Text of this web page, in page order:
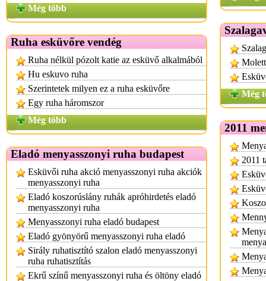
Még több
Ruha esküvőre vendég
Ruha nélkül pózolt katie az esküvő alkalmából
Hu eskuvo ruha
Szerintetek milyen ez a ruha esküvőre
Egy ruha háromszor
Még több
Eladó menyasszonyi ruha budapest
Esküvői ruha akció menyasszonyi ruha akciók
menyasszonyi ruha
Eladó koszorúslány ruhák apróhirdetés eladó
menyasszonyi ruha
Menyasszonyi ruha eladó budapest
Eladó gyönyörű menyasszonyi ruha eladó
Sirály ruhatisztító szalon eladó menyasszonyi
ruha ruhatisztítás
Ekrű színű menyasszonyi ruha és öltöny eladó
Még
2011
2011